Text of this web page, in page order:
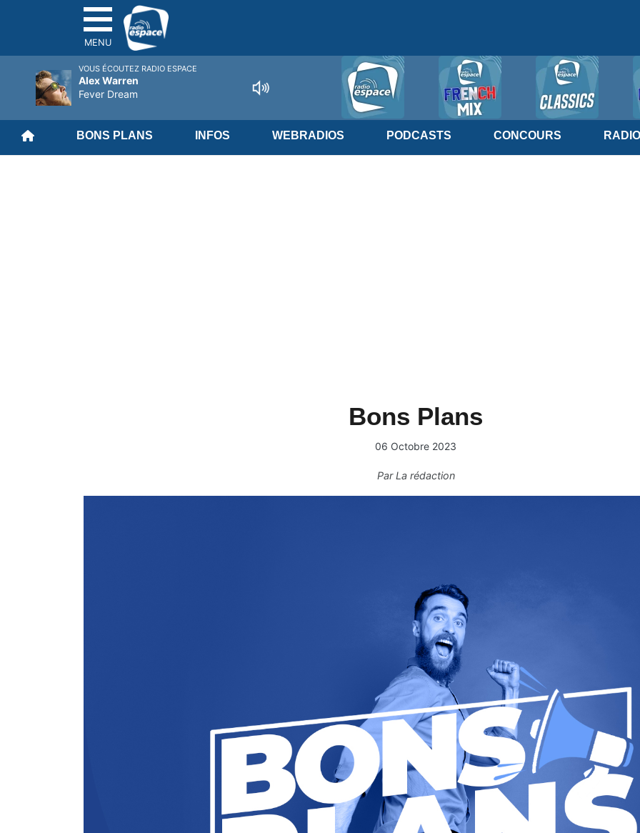
MENU
BONS PLANS INFOS WEBRADIOS PODCASTS CONCOURS RADIO
Bons Plans
06 Octobre 2023
ParLa rédaction
VOUS ÉCOUTEZ RADIO ESPACE
Alex Warren
Fever Dream